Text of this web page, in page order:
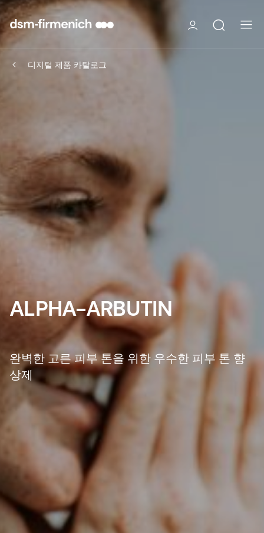
디지털 제품 카탈로그
ALPHA-ARBUTIN
완벽한 고른 피부 톤을 위한 우수한 피부 톤 향
상제